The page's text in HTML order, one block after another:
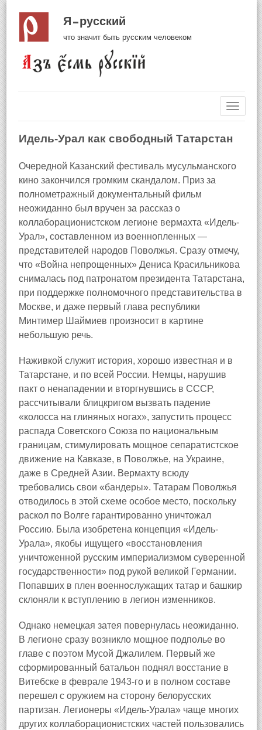
Я русский
что значит быть русским человеком
Идель-Урал как свободный Татарстан
Очередной Казанский фестиваль мусульманского
кино закончился громким скандалом. Приз за
полнометражный документальный фильм
неожиданно был вручен за рассказ о
коллаборационистском легионе вермахта «Идель-
Урал», составленном из военнопленных —
представителей народов Поволжья. Сразу отмечу,
что «Война непрощенных» Дениса Красильникова
снималась под патронатом президента Татарстана,
при поддержке полномочного представительства в
Москве, и даже первый глава республики
Минтимер Шаймиев произносит в картине
небольшую речь.
Наживкой служит история, хорошо известная и в
Татарстане, и по всей России. Немцы, нарушив
пакт о ненападении и вторгнувшись в СССР,
рассчитывали блицкригом вызвать падение
«колосса на глиняных ногах», запустить процесс
распада Советского Союза по национальным
границам, стимулировать мощное сепаратистское
движение на Кавказе, в Поволжье, на Украине,
даже в Средней Азии. Вермахту всюду
требовались свои «бандеры». Татарам Поволжья
отводилось в этой схеме особое место, поскольку
раскол по Волге гарантированно уничтожал
Россию. Была изобретена концепция «Идель-
Урала», якобы ищущего «восстановления
уничтоженной русским империализмом суверенной
государственности» под рукой великой Германии.
Попавших в плен военнослужащих татар и башкир
склоняли к вступлению в легион изменников.
Однако немецкая затея повернулась неожиданно.
В легионе сразу возникло мощное подполье во
главе с поэтом Мусой Джалилем. Первый же
сформированный батальон поднял восстание в
Витебске в феврале 1943-го и в полном составе
перешел с оружием на сторону белорусских
партизан. Легионеры «Идель-Урала» чаще многих
других коллаборационистских частей пользовались